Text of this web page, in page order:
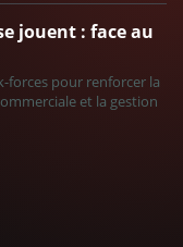
jouent : face au
forces pour renforcer la
et la gestion